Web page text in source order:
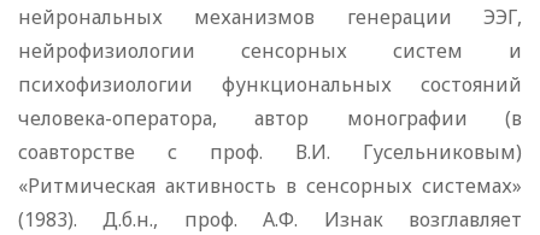
нейрональных механизмов генерации ЭЭГ,
нейрофизиологии сенсорных систем и
психофизиологии функциональных состояний
человека-оператора, автор монографии (в
соавторстве с проф. В.И. Гусельниковым)
«Ритмическая активность в сенсорных системах»
(1983). Д.б.н., проф. А.Ф. Изнак возглавляет